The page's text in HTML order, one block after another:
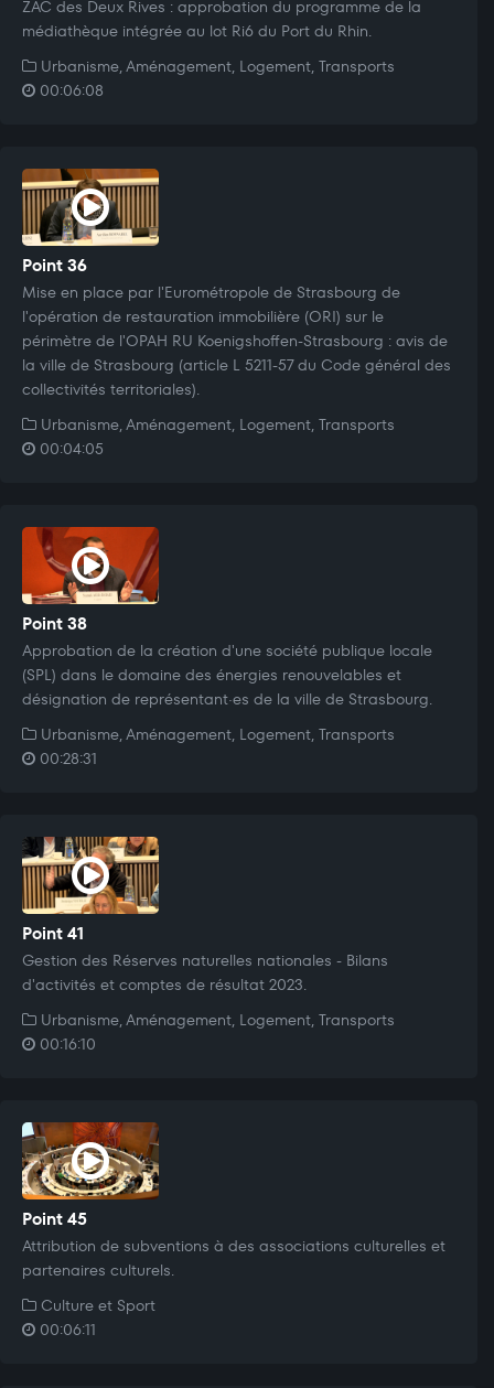
ZAC des Deux Rives : approbation du programme de la
médiathèque intégrée au lot Ri6 du Port du Rhin.
Urbanisme, Aménagement, Logement, Transports
00:06:08
Point 36
Mise en place par l'Eurométropole de Strasbourg de
l'opération de restauration immobilière (ORI) sur le
périmètre de l'OPAH RU Koenigshoffen-Strasbourg : avis de
la ville de Strasbourg (article L 5211-57 du Code général des
collectivités territoriales).
Urbanisme, Aménagement, Logement, Transports
00:04:05
Point 38
Approbation de la création d'une société publique locale
(SPL) dans le domaine des énergies renouvelables et
désignation de représentant·es de la ville de Strasbourg.
Urbanisme, Aménagement, Logement, Transports
00:28:31
Point 41
Gestion des Réserves naturelles nationales - Bilans
d'activités et comptes de résultat 2023.
Urbanisme, Aménagement, Logement, Transports
00:16:10
Point 45
Attribution de subventions à des associations culturelles et
partenaires culturels.
Culture et Sport
00:06:11